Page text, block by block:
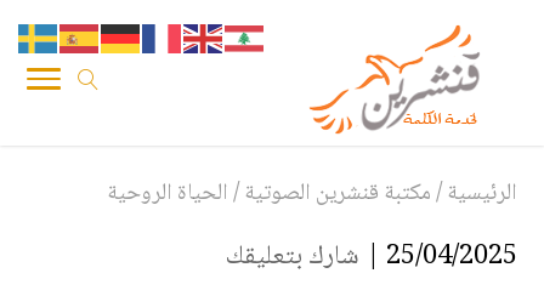
الرئيسية/مكتبة قنشرين الصوتية/الحياة الروحية
25/04/2025 | شارك بتعليقك